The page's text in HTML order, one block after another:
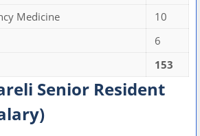
Medicine
10
6
153
Senior Resident